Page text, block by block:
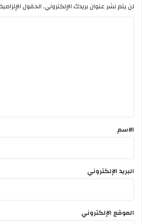
لن يتم نشر عنوان بريدك الإلكتروني.الحقول
*
الاسم
البريد الإلكتروني
الموقع الإلكتروني